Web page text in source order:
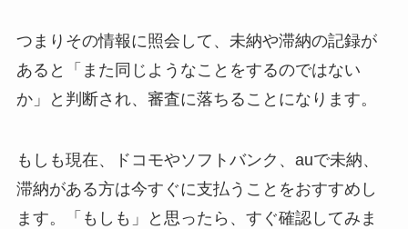
つまりその情報に照会して、未納や滞納の記録が
あると「また同じようなことをするのではない
か」と判断され、審査に落ちることになります。
もしも現在、ドコモやソフトバンク、auで未納、
滞納がある方は今すぐに支払うことをおすすめし
ます。「もしも」と思ったら、すぐ確認してみま